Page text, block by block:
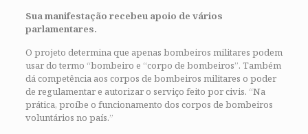
Sua manifestação recebeu apoio de vários
parlamentares.
O projeto determina que apenas bombeiros militares podem
usar do termo “bombeiro e “corpo de bombeiros”. Também
dá competência aos corpos de bombeiros militares o poder
de regulamentar e autorizar o serviço feito por civis. “Na
prática, proíbe o funcionamento dos corpos de bombeiros
voluntários no país.”